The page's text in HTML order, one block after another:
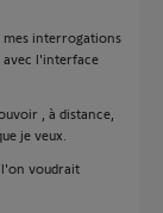
mes interrogations
avec l'interface
, à distance,
je veux.
l'on voudrait